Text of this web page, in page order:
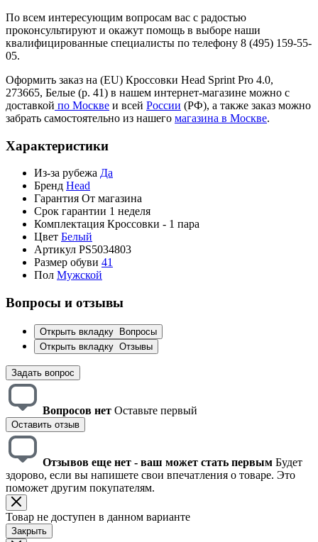
По всем интересующим вопросам вас с радостью
проконсультируют и окажут помощь в выборе наши
квалифицированные специалисты по телефону 8 (495) 159-55-
05.
Оформить заказ на (EU) Кроссовки Head Sprint Pro 4.0,
273665, Белые (р. 41) в нашем интернет-магазине можно с
доставкой по Москве и всей России (РФ), а также заказ можно
забрать самостоятельно из нашего магазина в Москве.
Характеристики
Из-за рубежа Да
Бренд Head
Гарантия От магазина
Срок гарантии 1 неделя
Комплектация Кроссовки - 1 пара
Цвет Белый
Артикул PS5034803
Размер обуви 41
Пол Мужской
Вопросы и отзывы
Открыть вкладку
Вопросы
Открыть вкладку Отзывы
Задать вопрос
Вопросов нет Оставьте первый
Оставить отзыв
Отзывов еще нет - ваш может стать первым Будет
здорово, если вы напишете свои впечатления о товаре. Это
поможет другим покупателям.
Товар не доступен в данном варианте
Закрыть